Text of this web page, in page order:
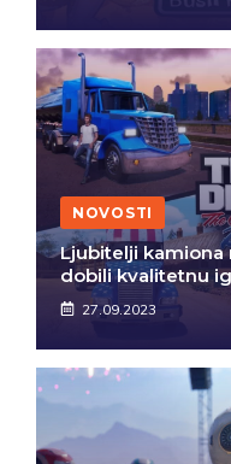
NOVOSTI
Ljubitelji kamiona
dobili kvalitetnu
27.09.2023